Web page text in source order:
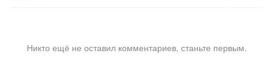
Никто ещё не оставил комментариев, станьте первым.